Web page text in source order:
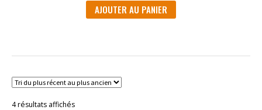
AJOUTER AU PANIER
4 résultats affichésTrié